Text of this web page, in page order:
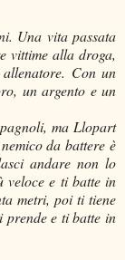
Una vita passata
vittime alla droga,
Con un
un argento e un
ma Llopart
da battere è
andare non lo
e ti batte in
metri, poi ti tiene
e ti batte in